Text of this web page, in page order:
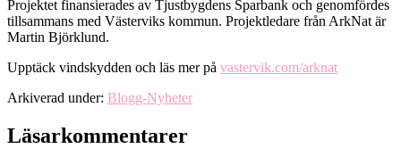
Projektet finansierades av Tjustbygdens Sparbank och genomfördes
tillsammans med Västerviks kommun. Projektledare från ArkNat är
Martin Björklund.
Upptäck vindskydden och läs mer på vastervik.com/arknat
Arkiverad under: Blogg-Nyheter
Läsarkommentarer